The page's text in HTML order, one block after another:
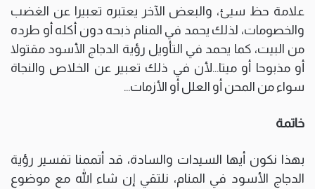
علامة حظ سيئ، والبعض الآخر يعتبره تعبيرا عن الغضب
والخصومات، لذلك يحمد في المنام ذبحه دون أكله أو طرده
من البيت، كما يحمد في التأويل رؤية الدجاج الأسود مقتولا
أو مذبوحا أو ميتا…لأن في ذلك تعبير عن الخلاص والنجاة
سواء من المحن أو العلل أو الأزمات…
خاتمة
بهذا نكون أيها السيدات والسادة، قد أتممنا تفسير رؤية
الدجاج الأسود في المنام، نلتقي إن شاء الله مع موضوع